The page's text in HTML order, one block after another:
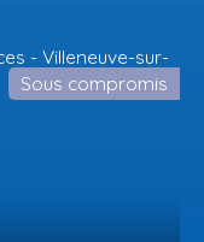
Sous compromis